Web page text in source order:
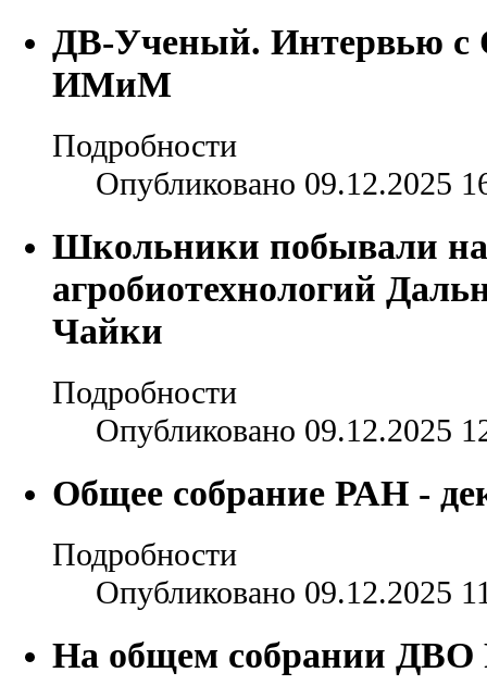
ДВ-Ученый. Интервью
ИМиМ
Подробности
Опубликовано 09.12.2025
Школьники побывали
агробиотехнологий
Чайки
Подробности
Опубликовано 09.12.2025
Общее собрание РАН -
Подробности
Опубликовано 09.12.2025
На общем собрании ДВО